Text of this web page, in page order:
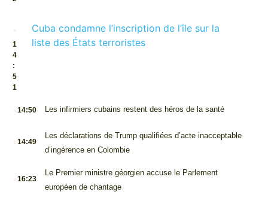
1
4
:
5
1
Cuba condamne l’inscription de l’île sur la
liste des États terroristes
14:50 Les infirmiers cubains restent des héros de la santé
14:49
Les déclarations de Trump qualifiées d’acte inacceptable
d’ingérence en Colombie
16:23
Le Premier ministre géorgien accuse le Parlement
européen de chantage